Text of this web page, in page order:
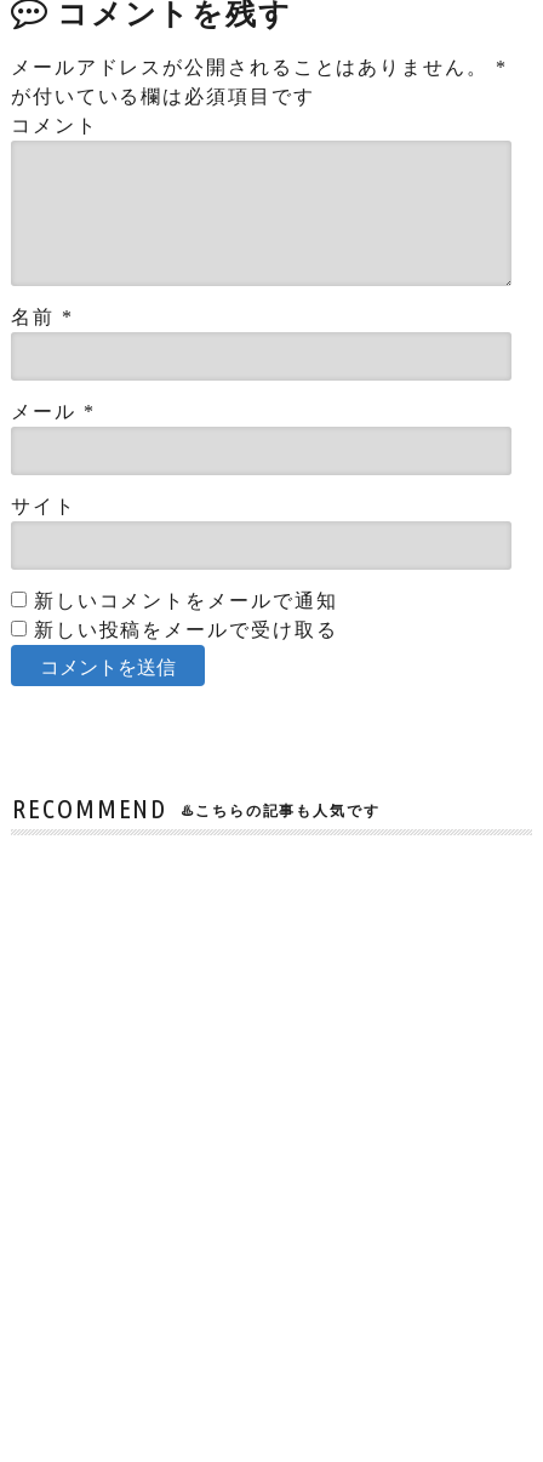
コメントを残す
メールアドレスが公開されることはありません。
*
が付いている欄は必須項目です
コメント
名前 *
メール *
サイト
新しいコメントをメールで通知
新しい投稿をメールで受け取る
RECOMMEND ♨️こちらの記事も人気です